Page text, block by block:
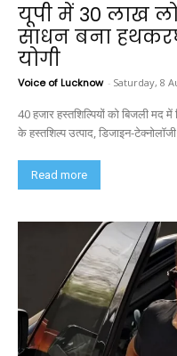
यूपी में 30 लाख
साधन बना
योगी
Voice of Lucknow - Saturday, 8
40 हजार हस्तशिल्पियों को बिजली मद
के हस्तशिल्प उत्पाद, डिजाइन-
Read more